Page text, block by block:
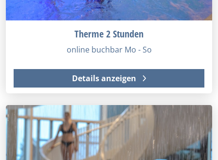
Therme 2 Stunden
online buchbar Mo - So
Details anzeigen